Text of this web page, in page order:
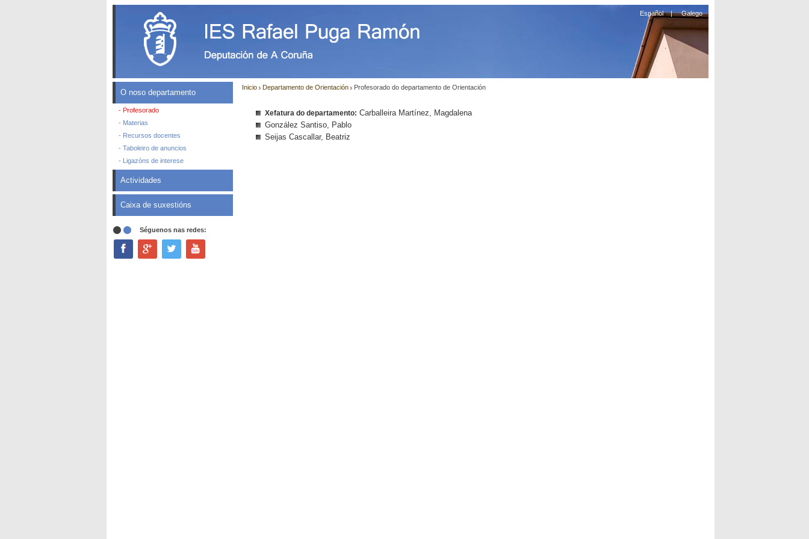
Español|Galego
O noso departamento
- Profesorado
- Materias
- Recursos docentes
- Taboleiro de anuncios
- Ligazóns de interese
Actividades
Caixa de suxestións
Séguenos nas redes:
Inicio Departamento de Orientación Profesorado do departamento de Orientación
Xefatura do departamento: Carballeira Martínez, Magdalena
González Santiso, Pablo
Seijas Cascallar, Beatriz